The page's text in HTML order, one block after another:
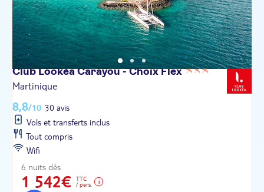
Club Lookéa Carayou - ChoixFlex
Martinique
8,8/10 30 avis
Vols et transferts inclus
Tout compris
Wifi
6 nuits dès
1 542€
TTC
/ pers.